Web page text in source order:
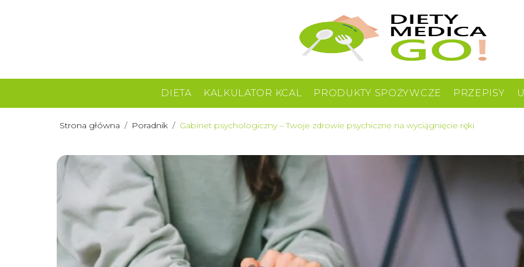
DIETA KALKULATOR KCAL PRODUKTY SPOŻYWCZE PRZEPISY
Strona główna / Poradnik / Gabinet psychologiczny – Twoje zdrowie psychiczne na wyciągnięcie ręki